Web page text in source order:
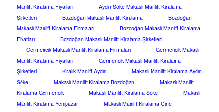
Manlift Kiralama Fiyatları
Aydın Söke Makaslı Manlift Kiralama
Şirketleri
Bozdoğan Makaslı Manlift Kiralama
Bozdoğan
Makaslı Manlift Kiralama Firmaları
Bozdoğan Makaslı Manlift Kiralama
Fiyatları
Bozdoğan Makaslı Manlift Kiralama Şirketleri
Germencik Makaslı Manlift Kiralama Firmaları
Germencik Makaslı
Manlift Kiralama Fiyatları
Germencik Makaslı Manlift Kiralama
Şirketleri
Kiralık Manlift Aydın
Makaslı Manlift Kiralama Aydın
Söke
Makaslı Manlift Kiralama Bozdoğan
Makaslı Manlift
Kiralama Germencik
Makaslı Manlift Kiralama Söke
Makaslı
Manlift Kiralama Yenipazar
Makaslı Manlift Kiralama Çine